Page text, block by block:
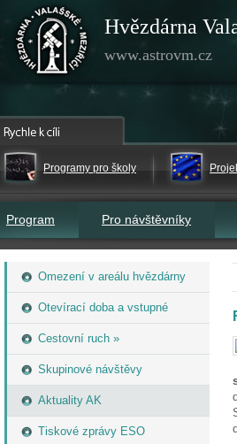
Hvězdárna
www.astrovm.cz
Programy pro školy
Program Pro návštěvníky
Omezení v areálu hvězdárny
Otevírací doba a vstupné
Cestovní ruch »
Skupinové návštěvy
Aktuality AK
Tiskové zprávy ESO